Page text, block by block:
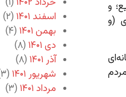
و
(و
اسفند ۱۴۰۱
(۲)
بهمن ۱۴۰۱
(۴)
دی ۱۴۰۱
(۸)
آذر ۱۴۰۱
(۸)
شهریور ۱۴۰۱
(۳)
مرداد ۱۴۰۱
(۳)